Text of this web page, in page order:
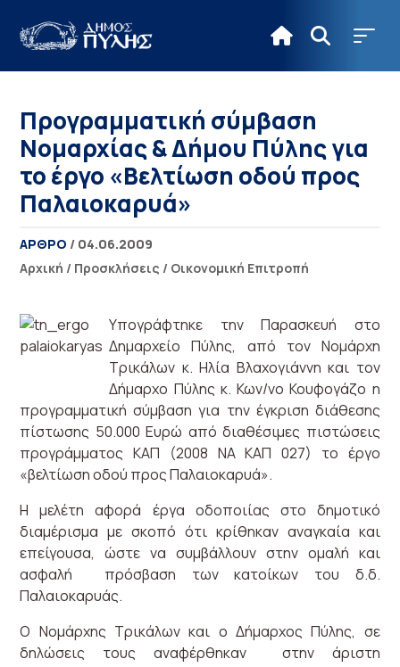
Προγραμματική σύμβαση
Νομαρχίας & Δήμου Πύλης για
το έργο «Βελτίωση οδού προς
Παλαιοκαρυά»
ΑΡΘΡΟ / 04.06.2009
Αρχική / Προσκλήσεις / Οικονομική Επιτροπή
Υπογράφτηκε την Παρασκευή στο
Δημαρχείο Πύλης, από τον Νομάρχη
Τρικάλων κ. Ηλία Βλαχογιάννη και τον
Δήμαρχο Πύλης κ. Κων/νο Κουφογάζο η
προγραμματική σύμβαση για την έγκριση διάθεσης
πίστωσης 50.000 Ευρώ από διαθέσιμες πιστώσεις
προγράμματος ΚΑΠ (2008 ΝΑ ΚΑΠ 027) το έργο
«βελτίωση οδού προς Παλαιοκαρυά».
Η μελέτη αφορά έργα οδοποιίας στο δημοτικό
διαμέρισμα με σκοπό ότι κρίθηκαν αναγκαία και
επείγουσα, ώστε να συμβάλλουν στην ομαλή και
ασφαλή πρόσβαση των κατοίκων του δ.δ.
Παλαιοκαρυάς.
Ο Νομάρχης Τρικάλων και ο Δήμαρχος Πύλης, σε
δηλώσεις τους αναφέρθηκαν στην άριστη